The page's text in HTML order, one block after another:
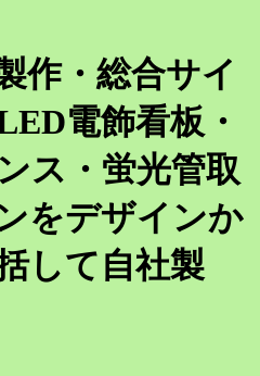
作・総合サイ
電飾看板・
ス・蛍光管取
をデザインか
して自社製